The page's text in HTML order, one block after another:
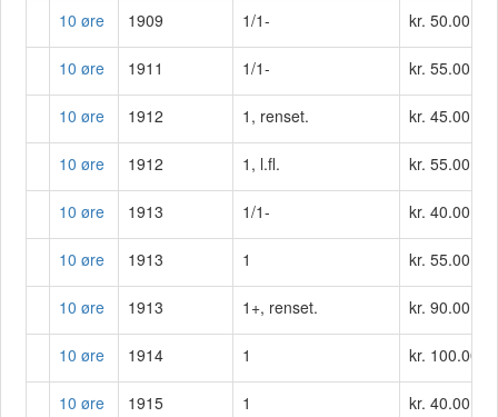
10 øre 1909 1/1- kr. 50.00
10 øre 1911 1/1- kr. 55.00
10 øre 1912 1, renset. kr. 45.00
10 øre 1912 1, l.fl. kr. 55.00
10 øre 1913 1/1- kr. 40.00
10 øre 1913 1 kr. 55.00
10 øre 1913 1+, renset. kr. 90.00
10 øre 1914 1 kr. 100.00
10 øre 1915 1 kr. 40.00